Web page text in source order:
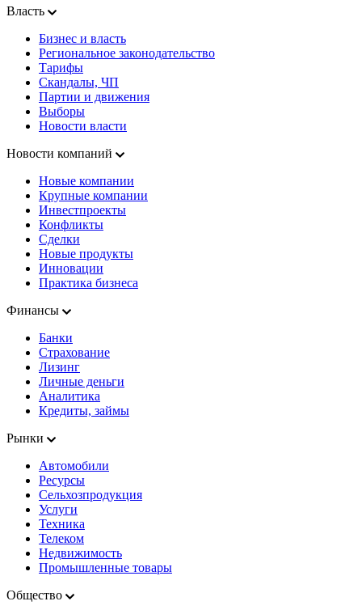
Власть
Бизнес и власть
Региональное законодательство
Тарифы
Скандалы, ЧП
Партии и движения
Выборы
Новости власти
Новости компаний
Новые компании
Крупные компании
Инвестпроекты
Конфликты
Сделки
Новые продукты
Инновации
Практика бизнеса
Финансы
Банки
Страхование
Лизинг
Личные деньги
Аналитика
Кредиты, займы
Рынки
Автомобили
Ресурсы
Сельхозпродукция
Услуги
Техника
Телеком
Недвижимость
Промышленные товары
Общество